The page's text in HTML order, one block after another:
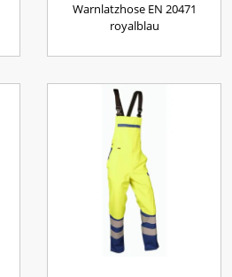
Warnlatzhose EN 20471
royalblau